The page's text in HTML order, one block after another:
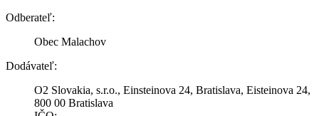
Odberateľ:
Obec Malachov
Dodávateľ:
O2 Slovakia, s.r.o., Einsteinova 24, Bratislava, Eisteinova 24,
800 00 Bratislava